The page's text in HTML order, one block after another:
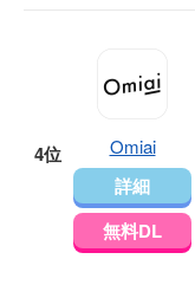
4位 Omiai
詳細
無料DL